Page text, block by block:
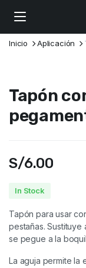
Inicio Aplicación
Tapón
S/6.00
In Stock
Tapón para usar
pestañas.
se pegue a la
La aguja permite la